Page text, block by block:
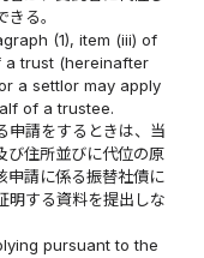
る。
(1), item (iii) of
trust (hereinafter
a settlor may apply
of a trustee.
申請をするときは、当
び住所並びに代位の原
申請に係る振替社債に
明する資料を提出しな
pursuant to the